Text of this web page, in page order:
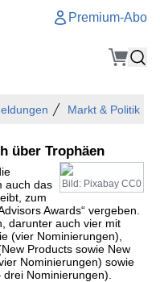
Premium-Abo
Markt & Politik
über Trophäen
Bild: Pixabay CC0
auch das
zum
Awards“ vergeben.
darunter auch vier mit
(vier Nominierungen),
Products sowie New
Nominierungen) sowie
Nominierungen).